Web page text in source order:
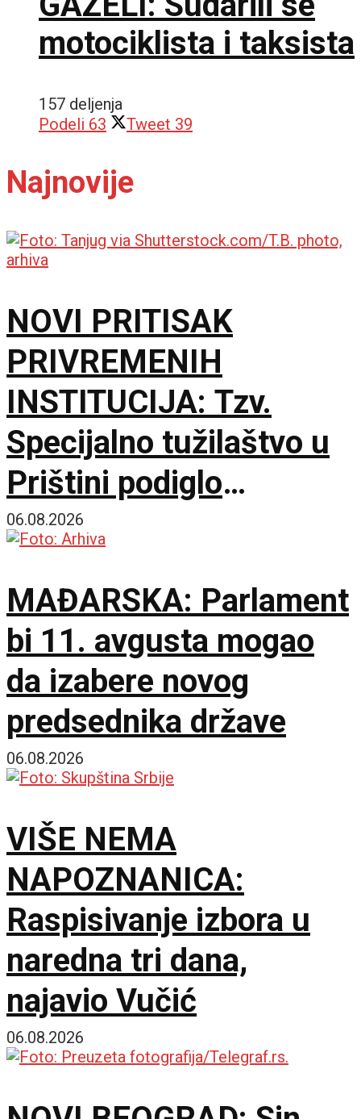
motociklista i taksista
157 deljenja
Podeli 63 Tweet 39
Najnovije
NOVI PRITISAK
PRIVREMENIH
INSTITUCIJA: Tzv.
Specijalno tužilaštvo u
Prištini podiglo
optužnicu protiv 20
zločine u Đakovici
06.08.2026
MAĐARSKA: Parlament
bi 11. avgusta mogao
da izabere novog
predsednika države
06.08.2026
VIŠE NEMA
NAPOZNANICA:
Raspisivanje izbora u
naredna tri dana,
najavio Vučić
06.08.2026